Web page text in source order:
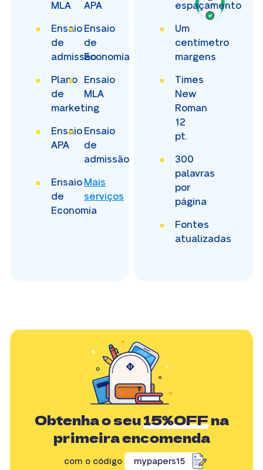
MLA
APA
Ensaio
de
admissão
Ensaio
de
Economia
Plano
de
marketing
Ensaio
MLA
Ensaio
APA
Ensaio
de
admissão
Ensaio
de
Economia
Mais
serviços
espaçamento
Um
centímetro
margens
Times
New
Roman
12
pt.
300
palavras
por
página
Fontes
atualizadas
Obtenha o seu15%OFFna
primeira encomenda
com o código mypapers15